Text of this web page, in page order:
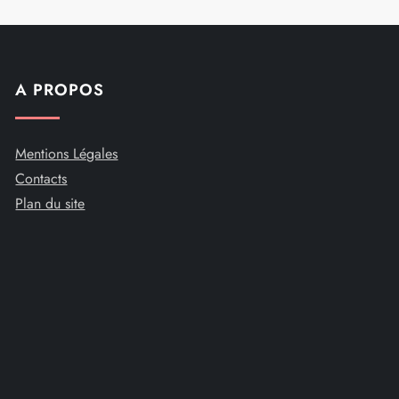
A PROPOS
Mentions Légales
Contacts
Plan du site